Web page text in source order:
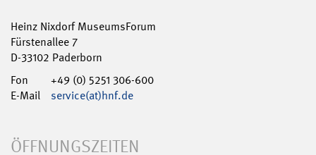
Heinz Nixdorf MuseumsForum
Fürstenallee 7
D-33102 Paderborn
Fon
+49 (0) 5251 306-600
E-Mail
service(at)hnf.de
ÖFFNUNGSZEITEN